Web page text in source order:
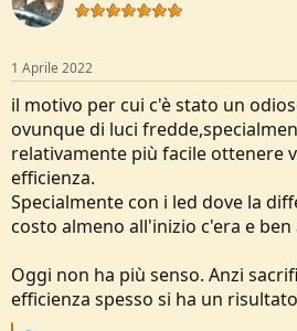
1 Aprile 2022
il motivo per cui c'è stato un
ovunque di luci
relativamente più facile ottenere
efficienza.
Specialmente con i led dove la
costo almeno all'inizio c'era e ben
Oggi non ha più senso. Anzi
efficienza spesso si ha un